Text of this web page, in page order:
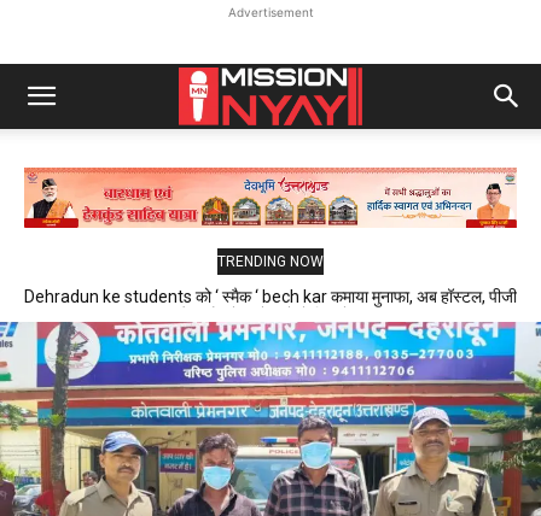
Advertisement
TRENDING NOW
Dehradun ke students को ‘ स्मैक ‘ bech kar कमाया मुनाफा, अब हॉस्टल, पीजी